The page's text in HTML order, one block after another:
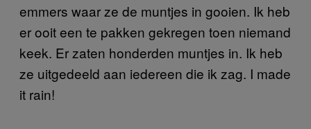
emmers waar ze de muntjes in gooien. Ik heb
er ooit een te pakken gekregen toen niemand
keek. Er zaten honderden muntjes in. Ik heb
ze uitgedeeld aan iedereen die ik zag. I made
it rain!